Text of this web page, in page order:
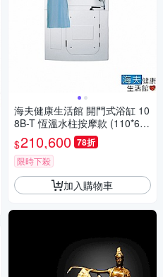
海夫健康生活館 開門式浴缸 10
8B-T 恆溫水柱按摩款 (110*68*
205cm)
$210,600 78折
限時下殺
加入購物車